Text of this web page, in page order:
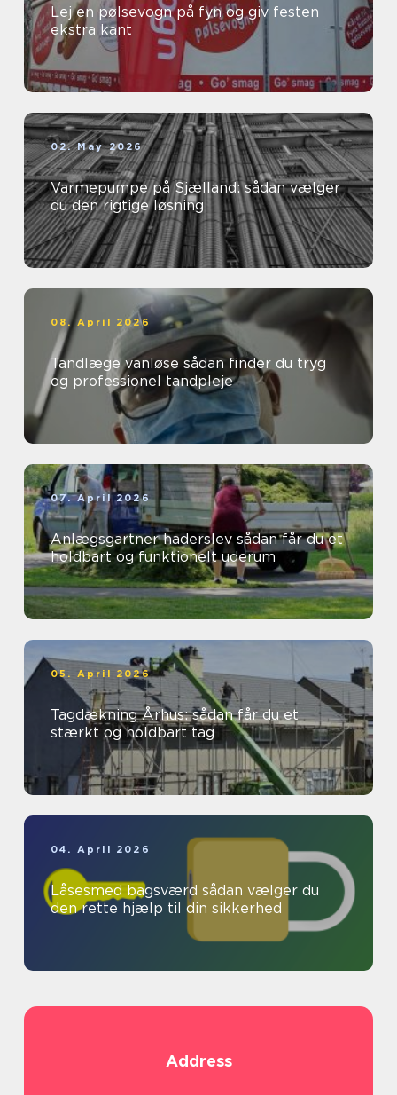
Lej en pølsevogn på fyn og giv festen
ekstra kant
02. May 2026
Varmepumpe på Sjælland: sådan vælger
du den rigtige løsning
08. April 2026
Tandlæge vanløse sådan finder du tryg
og professionel tandpleje
07. April 2026
Anlægsgartner haderslev sådan får du et
holdbart og funktionelt uderum
05. April 2026
Tagdækning Århus: sådan får du et
stærkt og holdbart tag
04. April 2026
Låsesmed bagsværd sådan vælger du
den rette hjælp til din sikkerhed
Address